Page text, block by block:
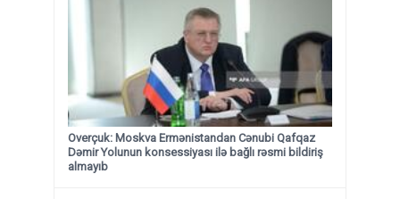
Overçuk: Moskva Ermənistandan Cənubi Qafqaz
Dəmir Yolunun konsessiyası ilə bağlı rəsmi bildiriş
almayıb